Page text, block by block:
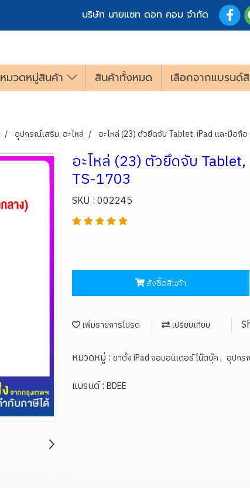
บริษัท นายแซท ดอท คอม จำกัด
หมวดหมู่สินค้า สินค้าทั้งหมด เลือกจากแบรนด์
อุปกรณ์เสริม, อะไหล่ อะไหล่ (23) ตัวยึดจับ Tablet, iPad และมือถื
อะไหล่ (23) ตัวยึดจับ
TS-1703
SKU : 002245
สั่งซื้อสินค้า
เพิ่มรายการโปรด เปรียบเทียบ
หมวดหมู่ : ขาตั้ง iPad จอมอนิเตอร์ โน๊ตบุ๊ค, อุปกร
แบรนด์ : BDEE